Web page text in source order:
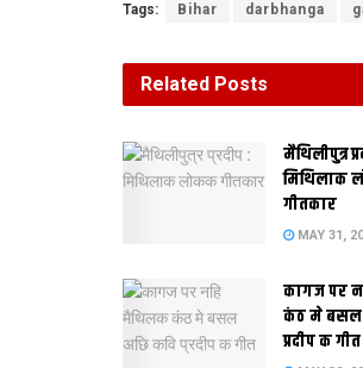
Tags: Bihar darbhanga
Related Posts
मैथिलीपुत्र
मिथिलाक
गीतकार
MAY 31,
कागज पर
कंठ मे बसल
प्रदीप क गीत